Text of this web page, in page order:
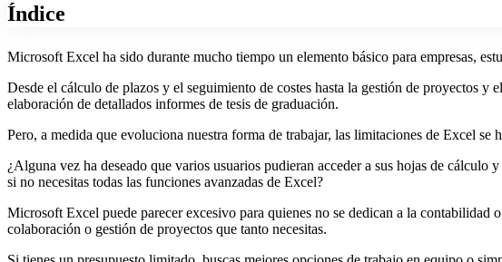
Índice
Microsoft Excel ha sido durante mucho tiempo un elemento básico para empresas,
Desde el cálculo de plazos y el seguimiento de costes hasta la gestión de proyectos y
elaboración de detallados informes de tesis de graduación.
Pero, a medida que evoluciona nuestra forma de trabajar, las limitaciones de Excel se
¿Alguna vez ha deseado que varios usuarios pudieran acceder a sus hojas de
si no necesitas todas las funciones avanzadas de Excel?
Microsoft Excel puede parecer excesivo para quienes no se dedican a la contabilidad
colaboración o gestión de proyectos que tanto necesitas.